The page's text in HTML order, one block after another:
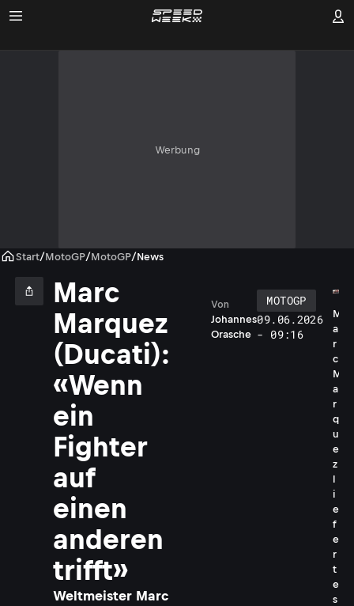
Werbung
Start/MotoGP/MotoGP/News
Marc
Marquez
(Ducati):
«Wenn
ein
Fighter
auf
einen
anderen
trifft»
Weltmeister Marc
Johannes
Orasche
Von
MOTOGP
09.06.2026
- 09:16
M
a
r
c
M
a
r
q
u
e
z
l
i
e
f
e
r
t
e
s